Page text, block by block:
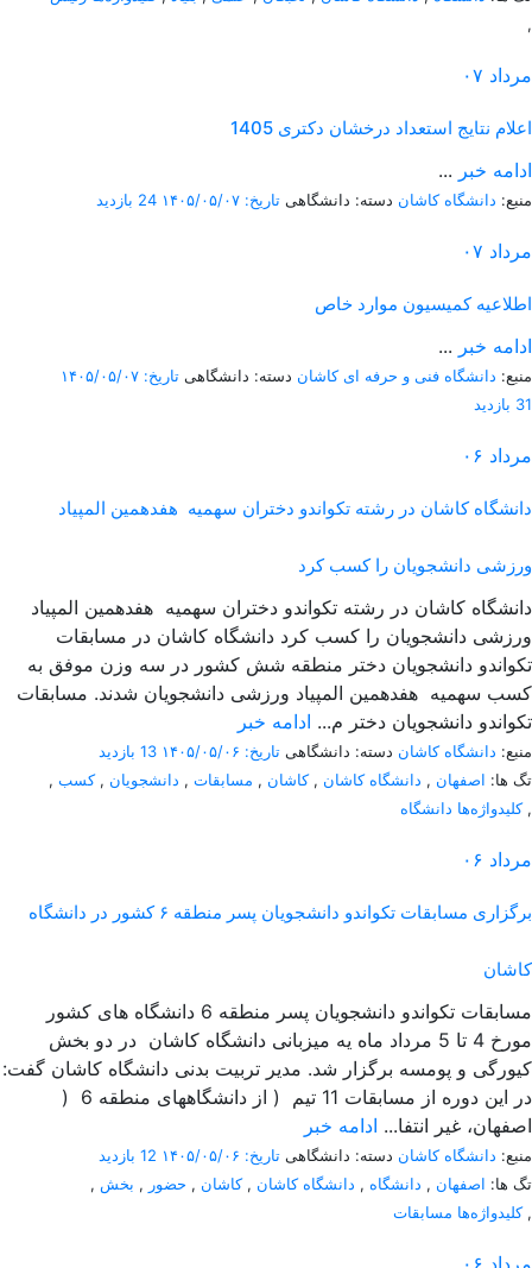
,
۰۷ مرداد
اعلام نتایج استعداد درخشان دکتری 1405
... ادامه خبر
منبع: دانشگاه کاشان دسته: دانشگاهی تاریخ: ۱۴۰۵/۰۵/۰۷ 24 بازدید
۰۷ مرداد
اطلاعیه کمیسیون موارد خاص
... ادامه خبر
منبع: دانشگاه فنی و حرفه ای کاشان دسته: دانشگاهی تاریخ: ۱۴۰۵/۰۵/۰۷
31 بازدید
۰۶ مرداد
دانشگاه کاشان در رشته تکواندو دختران سهمیه هفدهمین المپیاد
ورزشی دانشجویان را کسب کرد
دانشگاه کاشان در رشته تکواندو دختران سهمیه هفدهمین المپیاد
ورزشی دانشجویان را کسب کرد دانشگاه کاشان در مسابقات
تکواندو دانشجویان دختر منطقه شش کشور در سه وزن موفق به
کسب سهمیه هفدهمین المپیاد ورزشی دانشجویان شدند. مسابقات
تکواندو دانشجویان دختر م... ادامه خبر
منبع: دانشگاه کاشان دسته: دانشگاهی تاریخ: ۱۴۰۵/۰۵/۰۶
13 بازدید
تگ ها: اصفهان , دانشگاه کاشان ,کاشان , مسابقات , دانشجویان ,کسب ,
کلیدواژه‌ها دانشگاه,
۰۶ مرداد
برگزاری مسابقات تکواندو دانشجویان پسر منطقه ۶ کشور در دانشگاه
کاشان
مسابقات تکواندو دانشجویان پسر منطقه 6 دانشگاه های کشور
مورخ 4 تا 5 مرداد ماه یه میزبانی دانشگاه کاشان در دو بخش
کیورگی و پومسه برگزار شد. مدیر تربیت بدنی دانشگاه کاشان گفت:
در این دوره از مسابقات 11 تیم ( از دانشگاههای منطقه 6 (
اصفهان، غیر انتفا... ادامه خبر
منبع: دانشگاه کاشان دسته: دانشگاهی تاریخ: ۱۴۰۵/۰۵/۰۶
12 بازدید
تگ ها: اصفهان , دانشگاه , دانشگاه کاشان ,کاشان , حضور , بخش ,
کلیدواژه‌ها مسابقات,
۰۶ مرداد